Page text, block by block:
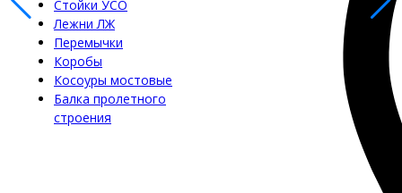
Стойки УСО
Лежни ЛЖ
Перемычки
Коробы
Косоуры мостовые
Балка пролетного
строения